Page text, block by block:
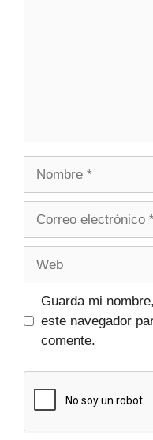
Guarda mi
este navegador
comente.